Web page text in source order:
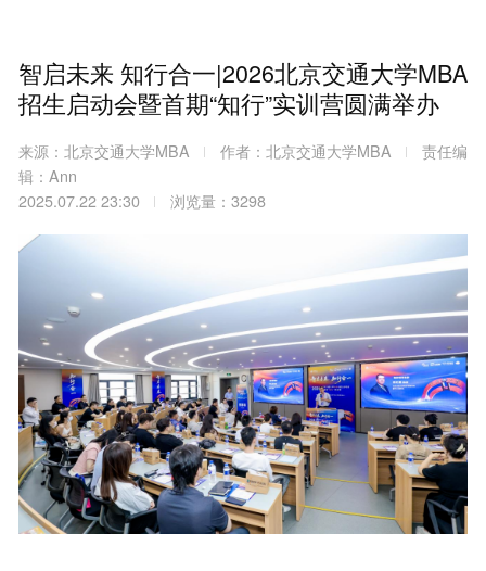
智启未来 知行合一|2026北京交通大学MBA
招生启动会暨首期“知行”实训营圆满举办
来源：北京交通大学MBA 作者：北京交通大学MBA
责任编
辑：Ann
2025.07.22 23:30
浏览量：3298